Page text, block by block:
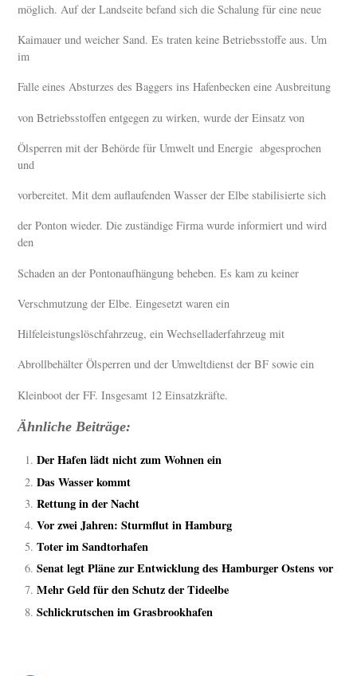
möglich. Auf der Landseite befand sich die Schalung für eine neue
Kaimauer und weicher Sand. Es traten keine Betriebsstoffe aus. Um
im
Falle eines Absturzes des Baggers ins Hafenbecken eine Ausbreitung
von Betriebsstoffen entgegen zu wirken, wurde der Einsatz von
Ölsperren mit der Behörde für Umwelt und Energie abgesprochen
und
vorbereitet. Mit dem auflaufenden Wasser der Elbe stabilisierte sich
der Ponton wieder. Die zuständige Firma wurde informiert und wird
den
Schaden an der Pontonaufhängung beheben. Es kam zu keiner
Verschmutzung der Elbe. Eingesetzt waren ein
Hilfeleistungslöschfahrzeug, ein Wechselladerfahrzeug mit
Abrollbehälter Ölsperren und der Umweltdienst der BF sowie ein
Kleinboot der FF. Insgesamt 12 Einsatzkräfte.
Ähnliche Beiträge:
Der Hafen lädt nicht zum Wohnen ein
Das Wasser kommt
Rettung in der Nacht
Vor zwei Jahren: Sturmflut in Hamburg
Toter im Sandtorhafen
Senat legt Pläne zur Entwicklung des Hamburger Ostens vor
Mehr Geld für den Schutz der Tideelbe
Schlickrutschen im Grasbrookhafen